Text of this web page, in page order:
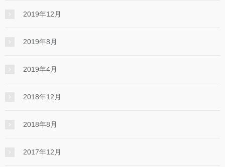
2019年12月
2019年8月
2019年4月
2018年12月
2018年8月
2017年12月